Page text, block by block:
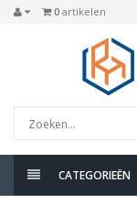
0 artikelen
CATEGORIEËN